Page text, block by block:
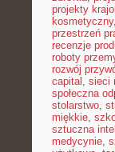
projekty
kosmetyczny,
przestrzeń
recenzje
roboty
rozwój
capital , sieci
społeczna
stolarstwo,
miękkie,
sztuczna
medycynie,